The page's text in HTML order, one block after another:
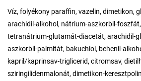
Víz, folyékony paraffin, vazelin, dimetikon,
arachidil-alkohol, nátrium-aszkorbil-
tetranátrium-glutamát-diacetát, arachidil-
aszkorbil-palmitát, bakuchiol, behenil-
kapril/kaprinsav-triglicerid, citromsav,
sziringilidenmalonát, dimetikon-